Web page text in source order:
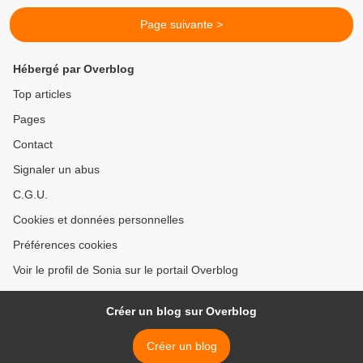
Page suivante >
Hébergé par Overblog
Top articles
Pages
Contact
Signaler un abus
C.G.U.
Cookies et données personnelles
Préférences cookies
Voir le profil de Sonia sur le portail Overblog
Créer un blog sur Overblog
Créer un blog